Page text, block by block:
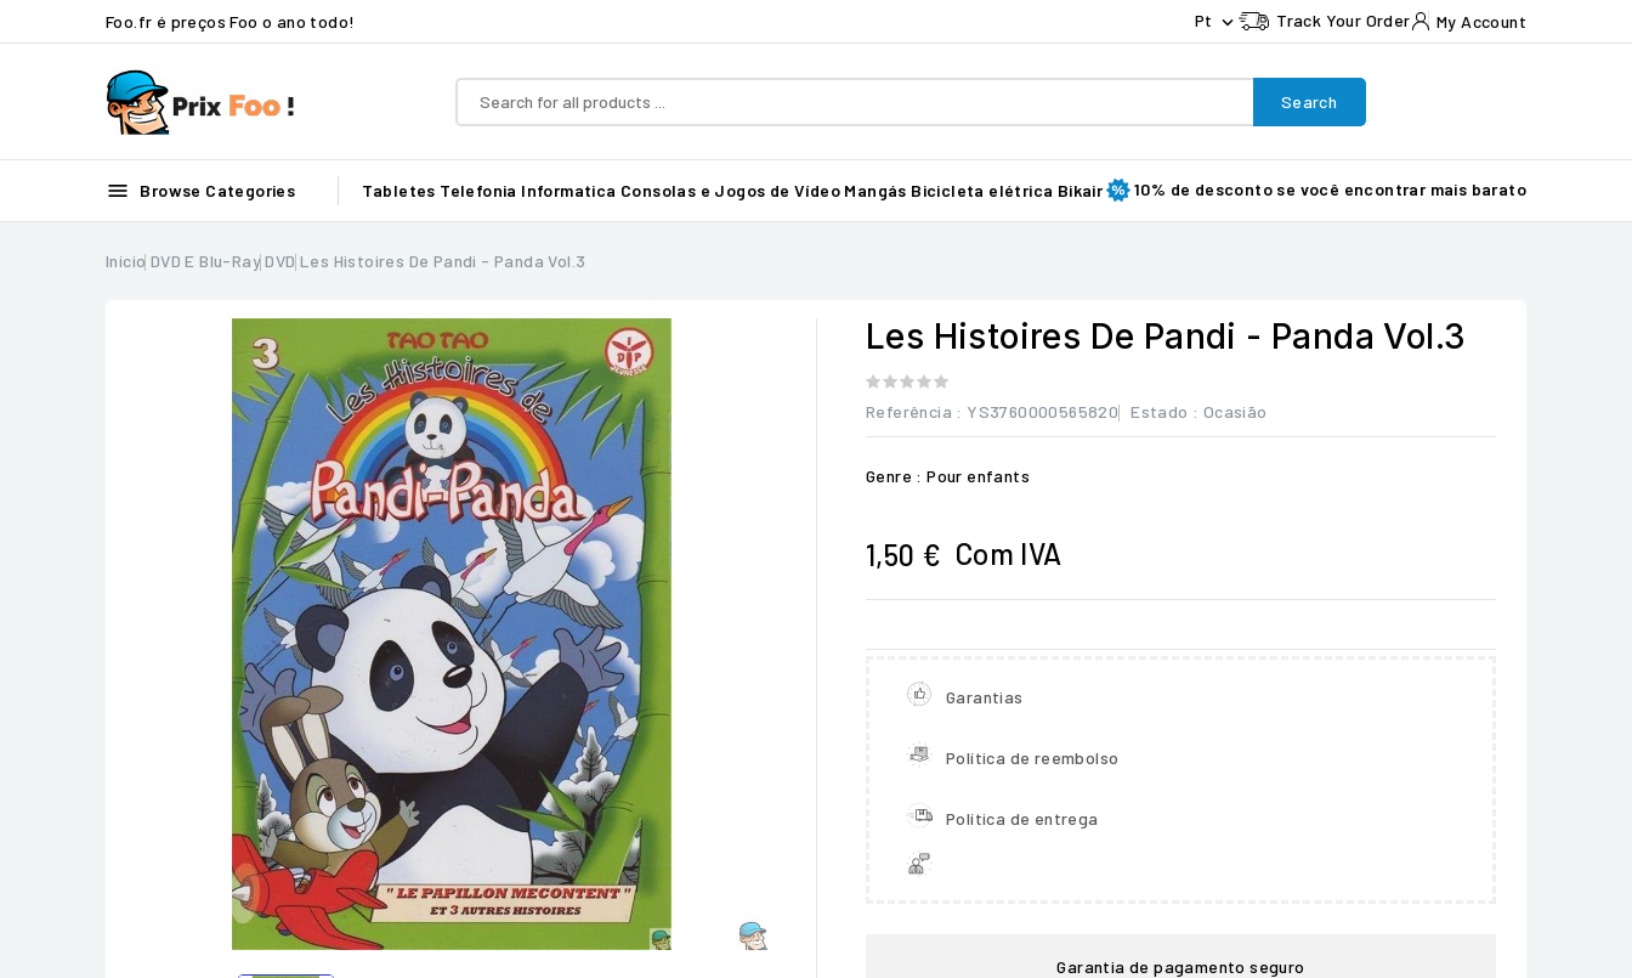
Foo.fr é preços Foo o ano todo! Pt  Track Your Order My Account
Search
 Browse Categories Tabletes Telefonia Informatica Consolas e Jogos de Vídeo Mangás Bicicleta elétrica Bikair 10% de desconto se você encontrar mais barato
Início DVD E Blu-Ray DVD Les Histoires De Pandi - Panda Vol.3

Les Histoires De Pandi - Panda Vol.3
Referência : YS3760000565820 Estado : Ocasião
Genre : Pour enfants
1,50 € Com IVA
Garantias
Política de reembolso
Política de entrega
Garantia de pagamento seguro